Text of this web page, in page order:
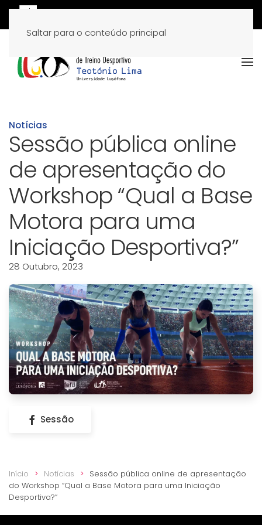
Saltar para o conteúdo principal
Notícias
Sessão pública online
de apresentação do
Workshop “Qual a Base
Motora para uma
Iniciação Desportiva?”
28 Outubro, 2023
Sessão
Início Notícias
Sessão pública online de apresentação
do Workshop “Qual a Base Motora para uma Iniciação
Desportiva?”